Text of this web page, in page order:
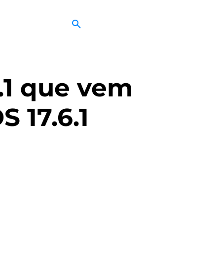
que vem
17.6.1